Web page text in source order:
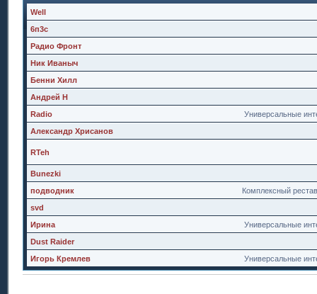
Well
6п3с
Радио Фронт
Ник Иваныч
Бенни Хилл
Андрей Н
Универсальные
Radio
Александр Хрисанов
RTeh
Bunezki
Комплексный
подводник
svd
Универсальные
Ирина
Dust Raider
Универсальные
Игорь Кремлев